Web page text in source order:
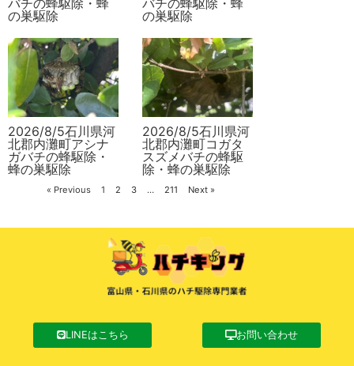
の巣駆除
の巣駆除
2026/8/5石川県河
北郡内灘町アシナ
ガバチの蜂駆除・
蜂の巣駆除
2026/8/5石川県河
北郡内灘町コガタ
スズメバチの蜂駆
除・蜂の巣駆除
« Previous 1 2 3 … 211 Next »
LINEはこちら お問い合わせ